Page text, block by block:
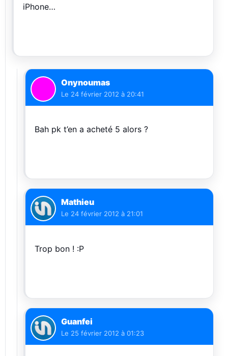
iPhone…
Onynoumas
Le 24 février 2012 à 20:41
Bah pk t’en a acheté 5 alors ?
Mathieu
Le 24 février 2012 à 21:01
Trop bon ! :P
Guanfei
Le 25 février 2012 à 01:23